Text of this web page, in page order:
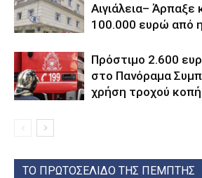
Αιγιάλεια–
100.000 ευρώ από
Πρόστιμο 2.600
στο Πανόραμα
χρήση τροχού
ΤΟ ΠΡΩΤΟΣΕΛΙΔΟ ΤΗΣ ΠΕΜΠΤΗΣ